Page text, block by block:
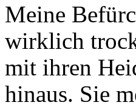
Meine
wirklich
mit ihren
hinaus. Sie